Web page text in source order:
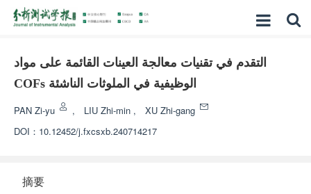
التقدم في تقنيات معالجة العينات القائمة على مواد
COFs الوظيفية في الملوثات الناشئة
PAN Zi-yu , LIU Zhi-min ,
XU Zhi-gang
DOI： 10.12452/j.fxcsxb.240714217
摘要